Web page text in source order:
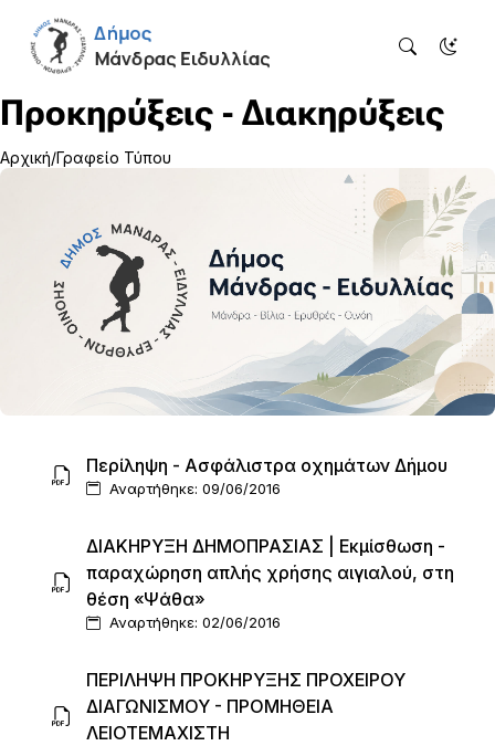
Προκηρύξεις - Διακηρύξεις
Αρχική Γραφείο Τύπου
Περίληψη - Ασφάλιστρα οχημάτων Δήμου
Αναρτήθηκε: 09/06/2016
ΔΙΑΚΗΡΥΞΗ ΔΗΜΟΠΡΑΣΙΑΣ | Εκμίσθωση -
παραχώρηση απλής χρήσης αιγιαλού, στη
θέση «Ψάθα»
Αναρτήθηκε: 02/06/2016
ΠΕΡΙΛΗΨΗ ΠΡΟΚΗΡΥΞΗΣ ΠΡΟΧΕΙΡΟΥ
ΔΙΑΓΩΝΙΣΜΟΥ - ΠΡΟΜΗΘΕΙΑ
ΛΕΙΟΤΕΜΑΧΙΣΤΗ